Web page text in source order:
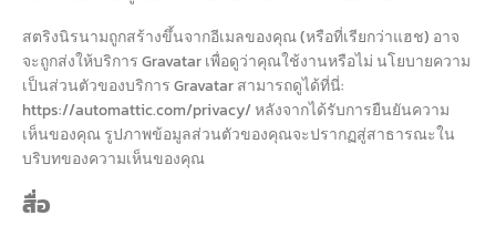
สตริงนิรนามถูกสร้างขึ้นจากอีเมลของคุณ (หรือที่เรียกว่าแฮช) อาจ
จะถูกส่งให้บริการ Gravatar เพื่อดูว่าคุณใช้งานหรือไม่ นโยบายความ
เป็นส่วนตัวของบริการ Gravatar สามารถดูได้ที่นี่:
https://automattic.com/privacy/ หลังจากได้รับการยืนยันความ
เห็นของคุณ รูปภาพข้อมูลส่วนตัวของคุณจะปรากฏสู่สาธารณะใน
บริบทของความเห็นของคุณ
สื่อ